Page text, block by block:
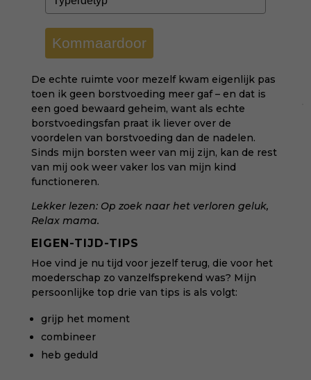
Kommaardoor
De echte ruimte voor mezelf kwam eigenlijk pas
toen ik geen borstvoeding meer gaf – en dat is
een goed bewaard geheim, want als echte
borstvoedingsfan praat ik liever over de
voordelen van borstvoeding dan de nadelen.
Sinds mijn borsten weer van mij zijn, kan de rest
van mij ook weer vaker los van mijn kind
functioneren.
Lekker lezen: Op zoek naar het verloren geluk,
Relax mama.
EIGEN-TIJD-TIPS
Hoe vind je nu tijd voor jezelf terug, die voor het
moederschap zo vanzelfsprekend was? Mijn
persoonlijke top drie van tips is als volgt:
grijp het moment
combineer
heb geduld